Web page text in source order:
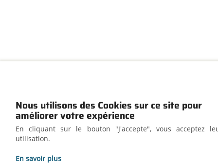
Nous utilisons des Cookies sur ce site pour
améliorer votre expérience
En cliquant sur le bouton "J'accepte", vous acceptez
utilisation.
En savoir plus